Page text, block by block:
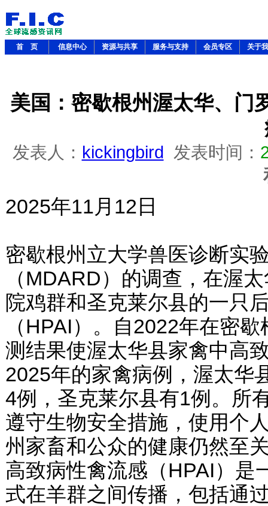
首 页 信息中心 资源与共享 服务与支持 会员专区 关于
美国：密歇根州渥太华、门
发表人： kickingbird 发表时间：
2025年11月12日
密歇根州立大学兽医诊断实
（MDARD）的调查，在渥
院鸡群和圣克莱尔县的一只
（HPAI）。自2022年在密
测结果使渥太华县家禽中高
2025年的家禽病例，渥太华
4例，圣克莱尔县有1例。所
遵守生物安全措施，使用个
州家畜和公众的健康仍然至
高致病性禽流感（HPAI）是
式在羊群之间传播，包括通